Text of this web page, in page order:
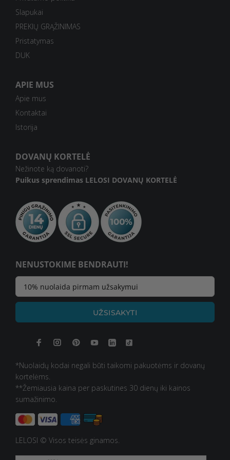
NENUSTOKIME BENDRAUTI!
UŽSISAKYTI
Slapukai
PREKIŲ GRĄŽINIMAS
Pristatymas
DUK
APIE MUS
Apie mus
Kontaktai
Istorija
DOVANŲ KORTELĖ
Nežinote ką dovanoti?
Puikus sprendimas LELOSI DOVANŲ KORTELĖ
*Nuolaidų kodai negali būti taikomi pakuotėms ir dovanų
kortelėms.
**Žemiausia kaina per paskutines 30 dienų iki kainos
sumažinimo.
LELOSI © Visos teisės ginamos.